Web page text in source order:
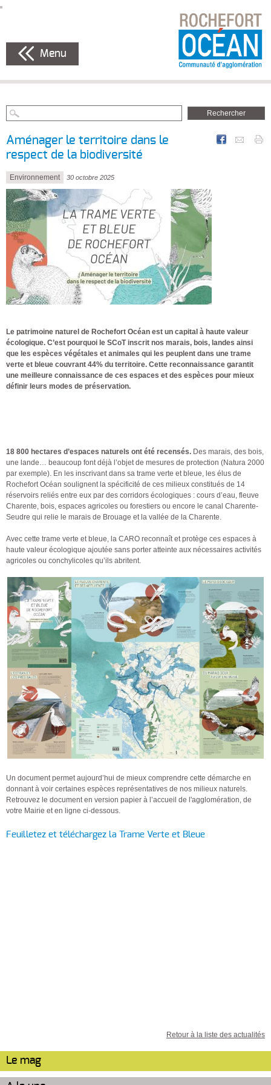
Menu
Aménager le territoire dans le
respect de la biodiversité
Environnement 30 octobre 2025
Le patrimoine naturel de Rochefort Océan est un capital à haute valeur
écologique. C’est pourquoi le SCoT inscrit nos marais, bois, landes ainsi
que les espèces végétales et animales qui les peuplent dans une trame
verte et bleue couvrant 44% du territoire. Cette reconnaissance garantit
une meilleure connaissance de ces espaces et des espèces pour mieux
définir leurs modes de préservation.
18 800 hectares d’espaces naturels ont été recensés. Des marais, des bois,
une lande… beaucoup font déjà l’objet de mesures de protection (Natura 2000
par exemple). En les inscrivant dans sa trame verte et bleue, les élus de
Rochefort Océan soulignent la spécificité de ces milieux constitués de 14
réservoirs reliés entre eux par des corridors écologiques : cours d’eau, fleuve
Charente, bois, espaces agricoles ou forestiers ou encore le canal Charente-
Seudre qui relie le marais de Brouage et la vallée de la Charente.
Avec cette trame verte et bleue, la CARO reconnaît et protège ces espaces à
haute valeur écologique ajoutée sans porter atteinte aux nécessaires activités
agricoles ou conchylicoles qu’ils abritent.
Un document permet aujourd’hui de mieux comprendre cette démarche en
donnant à voir certaines espèces représentatives de nos milieux naturels.
Retrouvez le document en version papier à l’accueil de l'agglomération, de
votre Mairie et en ligne ci-dessous.
Feuilletez et téléchargez la Trame Verte et Bleue
Retour à la liste des actualités
Le mag